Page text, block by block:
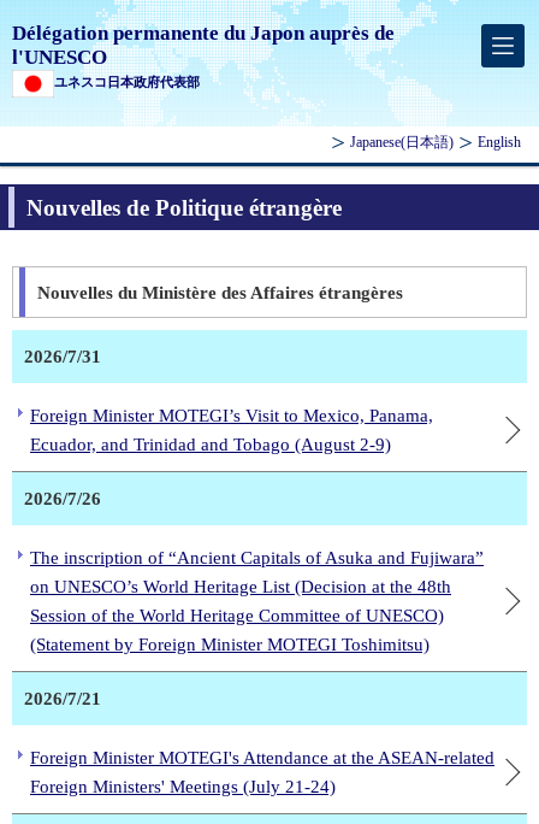
Délégation permanente du Japon auprès de
l'UNESCO
ユネスコ日本政府代表部
Japanese(日本語) English
Nouvelles de Politique étrangère
Nouvelles du Ministère des Affaires étrangères
2026/7/31
Foreign Minister MOTEGI’s Visit to Mexico, Panama,
Ecuador, and Trinidad and Tobago (August 2-9)
2026/7/26
The inscription of “Ancient Capitals of Asuka and Fujiwara”
on UNESCO’s World Heritage List (Decision at the 48th
Session of the World Heritage Committee of UNESCO)
(Statement by Foreign Minister MOTEGI Toshimitsu)
2026/7/21
Foreign Minister MOTEGI's Attendance at the ASEAN-related
Foreign Ministers' Meetings (July 21-24)